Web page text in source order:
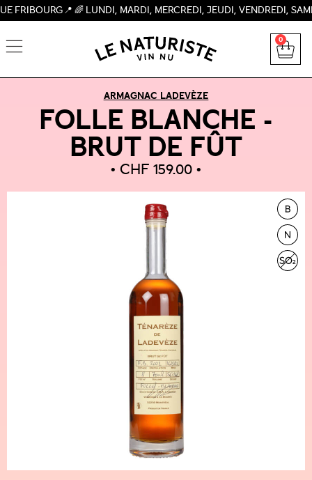
🌈 LUNDI, MARDI, MERCREDI, JEUDI, VENDREDI, SAMEDI
0
ARMAGNAC LADEVÈZE
FOLLE BLANCHE -
BRUT DE FÛT
CHF 159.00